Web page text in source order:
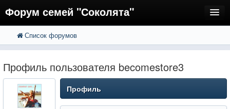
Форум семей "Соколята"
FAQ
Регистрация
Вход
Список форумов
Профиль пользователя becomestore3
Профиль